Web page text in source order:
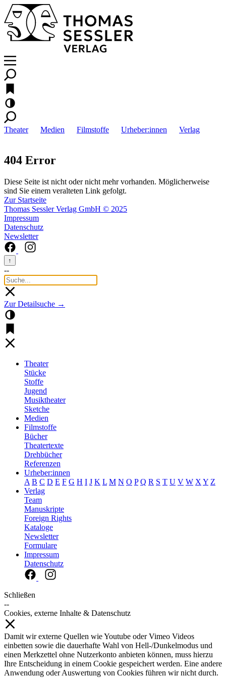
Theater Medien Filmstoffe Urheber:innen Verlag
404 Error
Diese Seite ist nicht oder nicht mehr vorhanden. Möglicherweise
sind Sie einem veralteten Link gefolgt.
Zur Startseite
Thomas Sessler Verlag GmbH © 2025
Impressum
Datenschutz
Newsletter
↑
--
Zur Detailsuche →
Theater
Stücke
Stoffe
Jugend
Musiktheater
Sketche
Medien
Filmstoffe
Bücher
Theatertexte
Drehbücher
Referenzen
Urheber:innen
A B C D E F G H I J K L M N O P Q R S T U V W X Y Z
Verlag
Team
Manuskripte
Foreign Rights
Kataloge
Newsletter
Formulare
Impressum
Datenschutz
Schließen
--
Cookies, externe Inhalte & Datenschutz
Damit wir externe Quellen wie Youtube oder Vimeo Videos
einbetten sowie die dauerhafte Wahl von Hell-/Dunkelmodus und
einen Merkzettel ohne Nutzerkonto anbieten können, muss hierzu
Ihre Entscheidung in einem Cookie gespeichert werden. Eine andere
Anwendung oder Auswertung von Cookies führen wir nicht durch.